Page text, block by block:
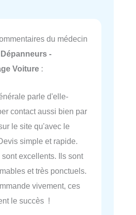
du médecin
-
Voiture :
parle d'elle-
contact aussi bien par
le site qu'avec le
simple et rapide.
sont excellents. Ils sont
et très ponctuels.
vivement, ces
le succès !